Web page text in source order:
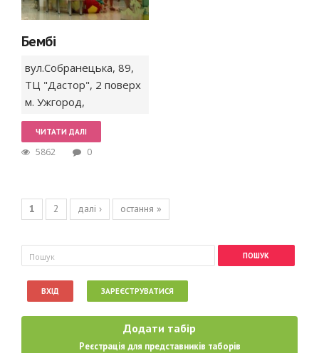
Бембі
вул.Собранецька, 89,
ТЦ "Дастор", 2 поверх
м. Ужгород,
ЧИТАТИ ДАЛІ
5862 0
Сторінки
1 2 далі › остання »
Пошукова форма
Пошук
ВХІД ЗАРЕЄСТРУВАТИСЯ
Додати табір
Реєстрація для представників таборів